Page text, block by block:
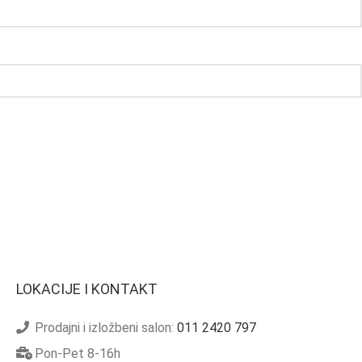
LOKACIJE I KONTAKT
Prodajni i izložbeni salon: 011 2420 797
Pon-Pet 8-16h